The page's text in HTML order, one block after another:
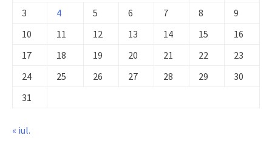
3
4 5 6 7 8
9
10
11 12 13 14 15
16
17
18 19 20 21 22
23
24
25 26 27 28 29
30
31
« iul.